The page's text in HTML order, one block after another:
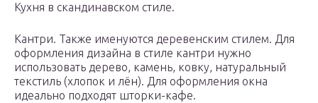
Кухня в скандинавском стиле.
Кантри. Также именуются деревенским стилем. Для
оформления дизайна в стиле кантри нужно
использовать дерево, камень, ковку, натуральный
текстиль (хлопок и лён). Для оформления окна
идеально подходят шторки-кафе.